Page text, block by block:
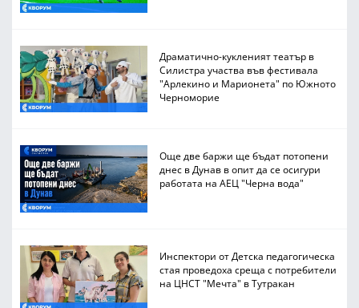
Драматично-кукленият театър в
Силистра участва във фестивала
"Арлекино и Марионета" по Южното
Черноморие
Още две баржи ще бъдат потопени
днес в Дунав в опит да се осигури
работата на АЕЦ "Черна вода"
Инспектори от Детска педагогическа
стая проведоха среща с потребители
на ЦНСТ "Мечта" в Тутракан